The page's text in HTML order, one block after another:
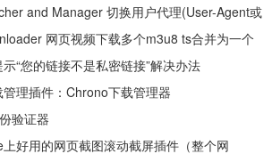
and Manager 切换用户代理(User-Agent或
网页视频下载多个m3u8 ts合并为一个
“您的链接不是私密链接”解决办法
理插件：Chrono下载管理器
验证器
好用的网页截图滚动截屏插件（整个网